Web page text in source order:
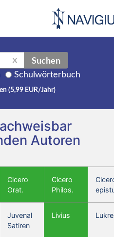
X Suchen
Schulwörterbuch
(5,99 EUR/Jahr)
Autoren
Cicero
Orat.
Cicero
Philos.
Juvenal
Satiren
Livius